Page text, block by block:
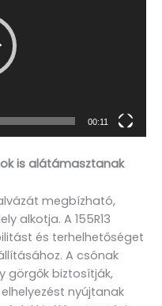
00:11
is alátámasztanak
megbízható,
alkotja. A 155R13
és terhelhetőséget
A csónak
görgők biztosítják,
nyújtanak